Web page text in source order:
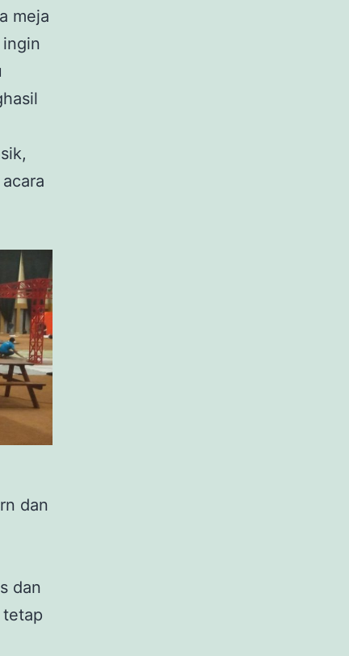
meja
dan
dan